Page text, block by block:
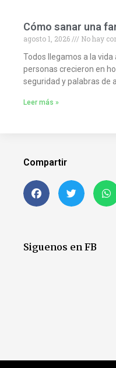
Cómo sanar una
agosto 1, 2026
No hay
Todos llegamos a la
personas crecieron en
seguridad y palabras de
Leer más »
Compartir
Siguenos en FB